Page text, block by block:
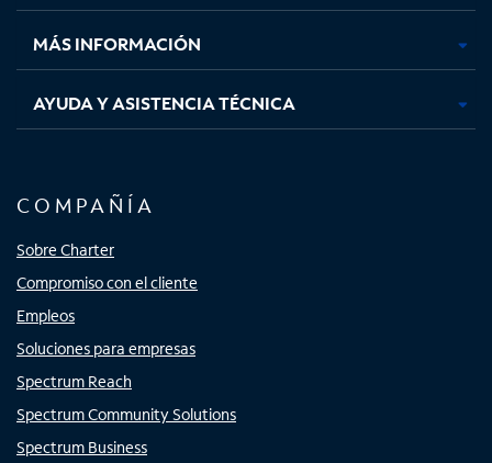
nuevanuevanuevanueva
MÁS INFORMACIÓN
AYUDA Y ASISTENCIA TÉCNICA
COMPAÑÍA
Sobre Charter
Compromiso con el cliente
Empleos
Soluciones para empresas
Spectrum Reach
Spectrum Community Solutions
Spectrum Business